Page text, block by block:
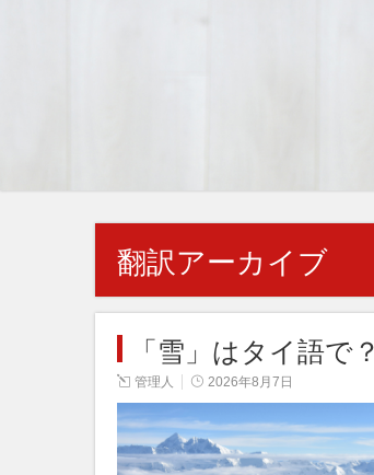
翻訳アーカイブ
「雪」はタイ語で
管理人 2026年8月7日